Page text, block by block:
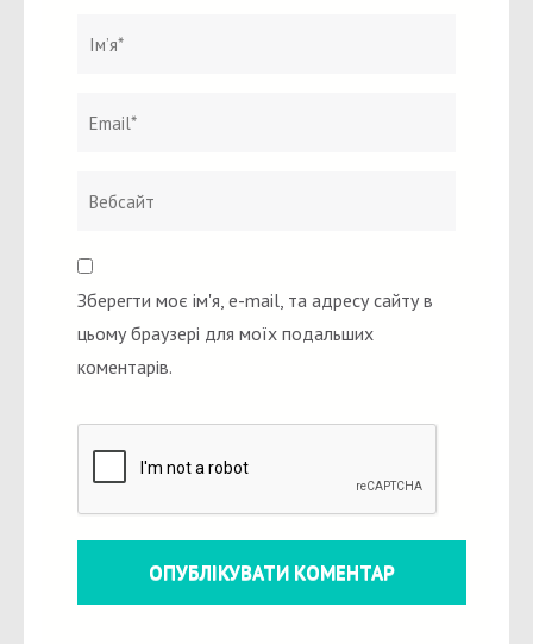
Зберегти моє ім'я, e-mail, та адресу сайту в
цьому браузері для моїх подальших
коментарів.